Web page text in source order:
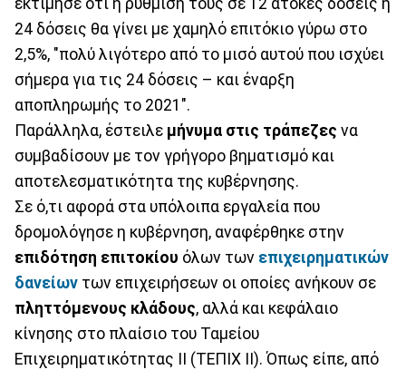
24 δόσεις θα γίνει με χαμηλό επιτόκιο γύρω στο
2,5%, "πολύ λιγότερο από το μισό αυτού που ισχύει
σήμερα για τις 24 δόσεις – και έναρξη
αποπληρωμής το 2021".
Παράλληλα, έστειλε μήνυμα στις τράπεζες να
συμβαδίσουν με τον γρήγορο βηματισμό και
αποτελεσματικότητα της κυβέρνησης.
Σε ό,τι αφορά στα υπόλοιπα εργαλεία που
δρομολόγησε η κυβέρνηση, αναφέρθηκε στην
επιδότηση επιτοκίου όλων των επιχειρηματικών
δανείων των επιχειρήσεων οι οποίες ανήκουν σε
πληττόμενους κλάδους, αλλά και κεφάλαιο
κίνησης στο πλαίσιο του Ταμείου
Επιχειρηματικότητας ΙΙ (ΤΕΠΙΧ ΙΙ). Όπως είπε, από